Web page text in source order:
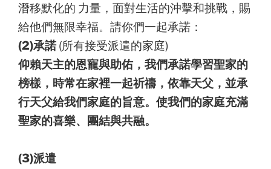
潛移默化的 力量，面對生活的沖擊和挑戰，賜
給他們無限幸福。請你們一起承諾：
(2)承諾 (所有接受派遣的家庭)
仰賴天主的恩寵與助佑，我們承諾學習聖家的
榜樣，時常在家裡一起祈禱，依靠天父，並承
行天父給我們家庭的旨意。使我們的家庭充滿
聖家的喜樂、團結與共融。
(3)派遣